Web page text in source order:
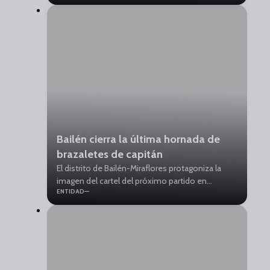
campeonato espectacular para depender de
Bailén cierra la última hornada de
brazaletes de capitán
El distrito de Bailén-Miraflores protagoniza la
imagen del cartel del próximo partido en
Zaragoza, así como el brazalete que presente el
capitán malaguista diseñado por el artista José
ENTIDAD